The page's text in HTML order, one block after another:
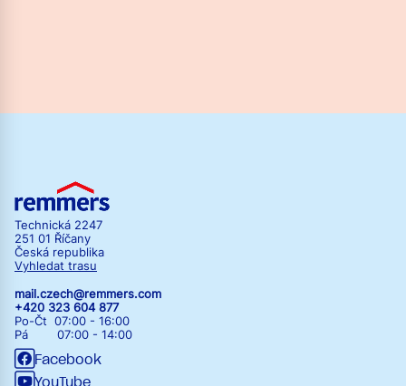
Technická 2247
251 01 Říčany
Česká republika
Vyhledat trasu
mail.czech@remmers.com
+420 323 604 877
Po-Čt 07:00 - 16:00
Pá 07:00 - 14:00
Facebook
YouTube